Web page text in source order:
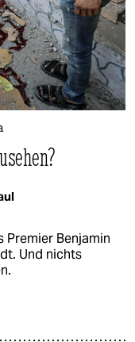
Premier Benjamin
Und nichts